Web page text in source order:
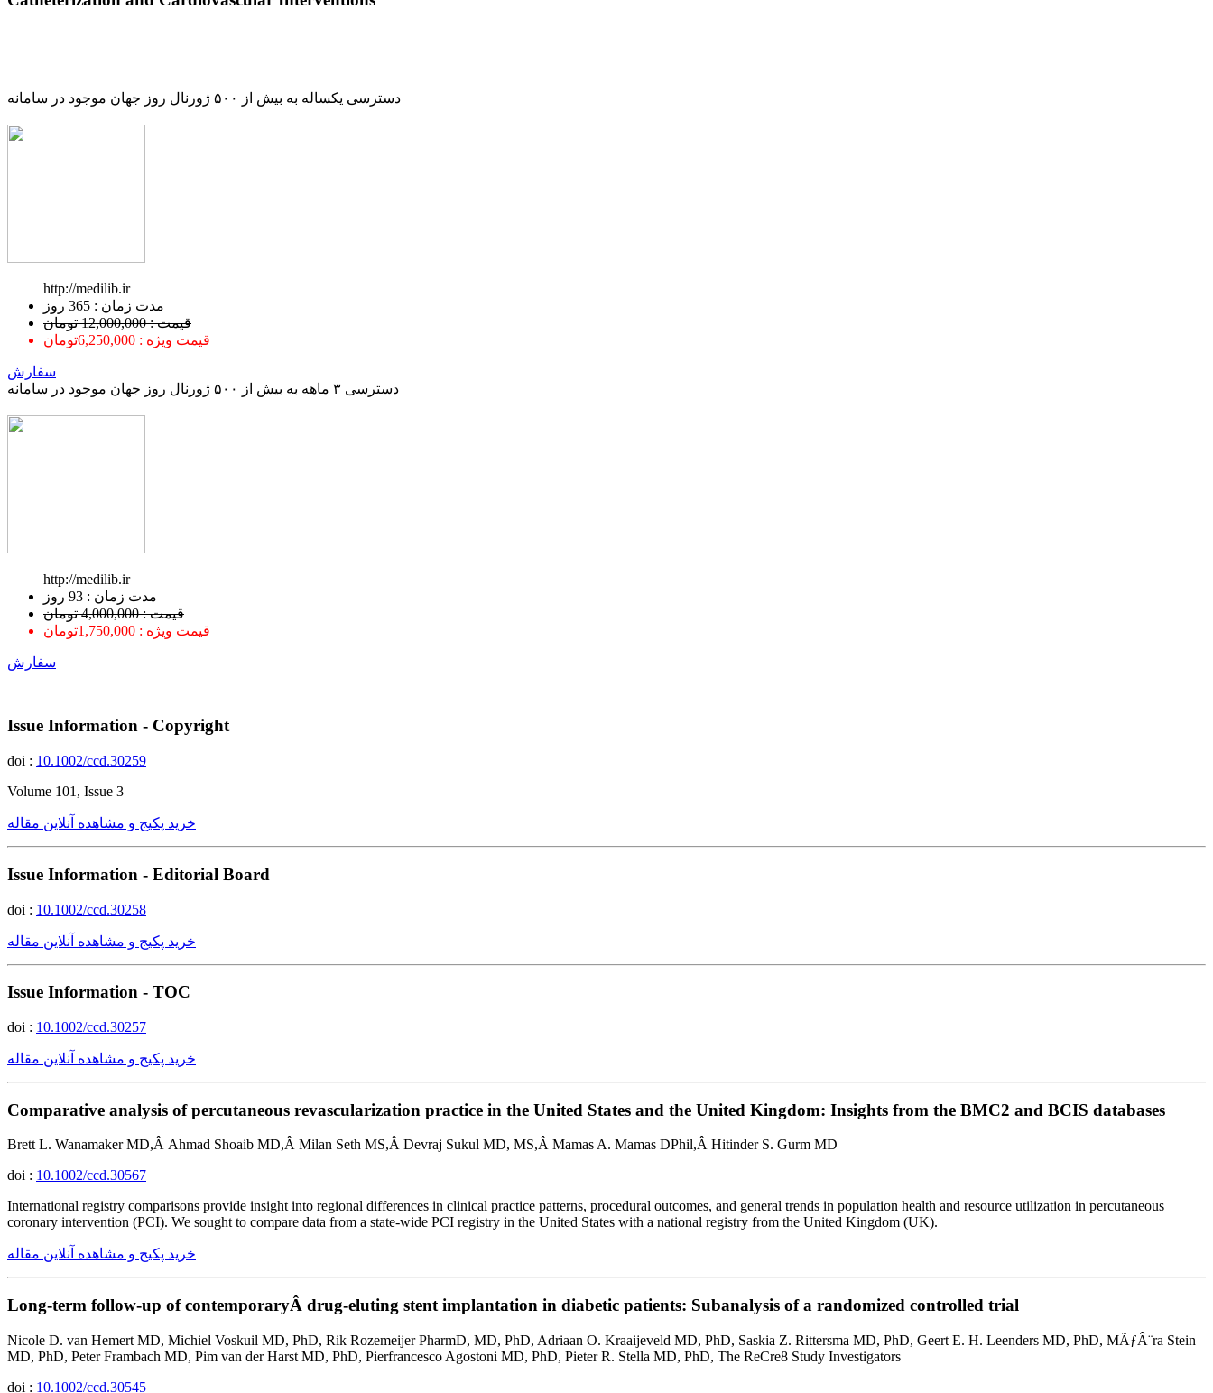
دسترسی یکساله به بیش از ۵۰۰ ژورنال روز جهان موجود در سامانه
http://medilib.ir
ﻣﺪﺕ ﺯﻣﺎﻥ : 365 ﺭﻭﺯ
قیمت : 12,000,000 تومان
قیمت ویژه : 6,250,000تومان
سفارش
دسترسی ۳ ماهه به بیش از ۵۰۰ ژورنال روز جهان موجود در سامانه
http://medilib.ir
ﻣﺪﺕ ﺯﻣﺎﻥ : 93 ﺭﻭﺯ
قیمت : 4,000,000 تومان
قیمت ویژه : 1,750,000تومان
سفارش
Issue Information - Copyright
doi : 10.1002/ccd.30259
Volume 101, Issue 3
خرید پکیج و مشاهده آنلاین مقاله
Issue Information - Editorial Board
doi : 10.1002/ccd.30258
خرید پکیج و مشاهده آنلاین مقاله
Issue Information - TOC
doi : 10.1002/ccd.30257
خرید پکیج و مشاهده آنلاین مقاله
Comparative analysis of percutaneous revascularization practice in the United States and the United Kingdom: Insights from the BMC2 and BCIS databases
Brett L. Wanamaker MD,Â Ahmad Shoaib MD,Â Milan Seth MS,Â Devraj Sukul MD, MS,Â Mamas A. Mamas DPhil,Â Hitinder S. Gurm MD
doi : 10.1002/ccd.30567
International registry comparisons provide insight into regional differences in clinical practice patterns, procedural outcomes, and general trends in population health and resource utilization in percutaneous
coronary intervention (PCI). We sought to compare data from a state-wide PCI registry in the United States with a national registry from the United Kingdom (UK).
خرید پکیج و مشاهده آنلاین مقاله
Long-term follow-up of contemporaryÂ drug-eluting stent implantation in diabetic patients: Subanalysis of a randomized controlled trial
Nicole D. van Hemert MD, Michiel Voskuil MD, PhD, Rik Rozemeijer PharmD, MD, PhD, Adriaan O. Kraaijeveld MD, PhD, Saskia Z. Rittersma MD, PhD, Geert E. H. Leenders MD, PhD, MÃƒÂ¨ra Stein
MD, PhD, Peter Frambach MD, Pim van der Harst MD, PhD, Pierfrancesco Agostoni MD, PhD, Pieter R. Stella MD, PhD, The ReCre8 Study Investigators
doi : 10.1002/ccd.30545